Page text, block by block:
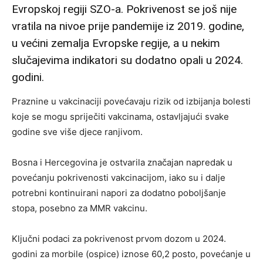
Evropskoj regiji SZO-a. Pokrivenost se još nije
vratila na nivoe prije pandemije iz 2019. godine,
u većini zemalja Evropske regije, a u nekim
slučajevima indikatori su dodatno opali u 2024.
godini.
Praznine u vakcinaciji povećavaju rizik od izbijanja bolesti
koje se mogu spriječiti vakcinama, ostavljajući svake
godine sve više djece ranjivom.
Bosna i Hercegovina je ostvarila značajan napredak u
povećanju pokrivenosti vakcinacijom, iako su i dalje
potrebni kontinuirani napori za dodatno poboljšanje
stopa, posebno za MMR vakcinu.
Ključni podaci za pokrivenost prvom dozom u 2024.
godini za morbile (ospice) iznose 60,2 posto, povećanje u